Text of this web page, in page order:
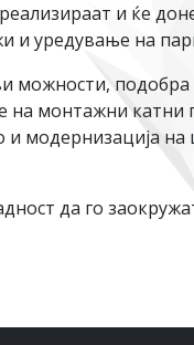
и ќе
уредување на
можности,
монтажни катни
модернизација на
да го